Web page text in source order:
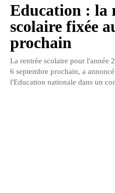
Education : la
scolaire fixée
prochain
La rentrée scolaire pour l'année
6 septembre prochain, a
l'Education nationale dans un